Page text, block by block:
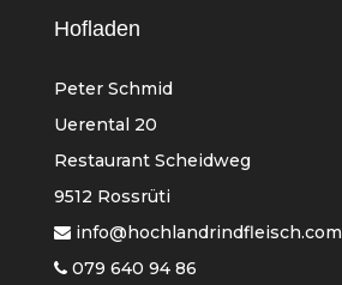
Hofladen
Peter Schmid
Uerental 20
Restaurant Scheidweg
9512 Rossrüti
info@hochlandrindfleisch.com
079 640 94 86